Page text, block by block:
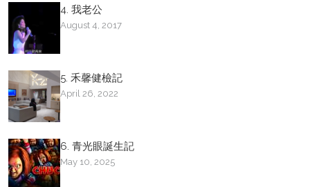
4. 我老公
August 4, 2017
5. 禾馨健檢記
April 26, 2022
6. 青光眼誕生記
May 10, 2025